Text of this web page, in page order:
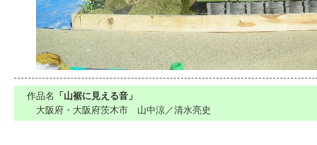
作品名 「山裾に見える音」
大阪府・大阪府茨木市 山中涼／清水亮史